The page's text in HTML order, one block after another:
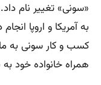
به آمریکا و اروپا
کسب و کار سونی به
همراه خانواده خود به